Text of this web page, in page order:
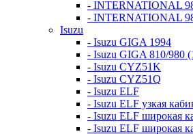
- INTERNATIONAL
- INTERNATIONAL
Isuzu
- Isuzu GIGA 1994
- Isuzu GIGA 810/980
- Isuzu CYZ51K
- Isuzu CYZ51Q
- Isuzu ELF
- Isuzu ELF узкая
- Isuzu ELF широкая
- Isuzu ELF широкая